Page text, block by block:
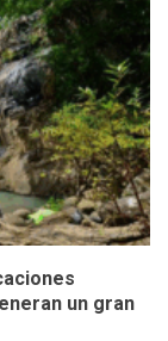
un gran